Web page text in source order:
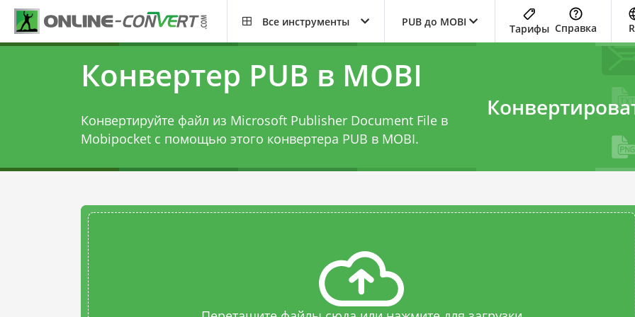
Все инструменты PUB до MOBI
Тарифы Справка
Конвертер PUB в MOBI
Конвертируйте файл из Microsoft Publisher Document File в
Mobipocket с помощью этого конвертера PUB в MOBI.